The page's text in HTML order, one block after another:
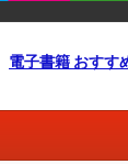
電子書籍 おすす